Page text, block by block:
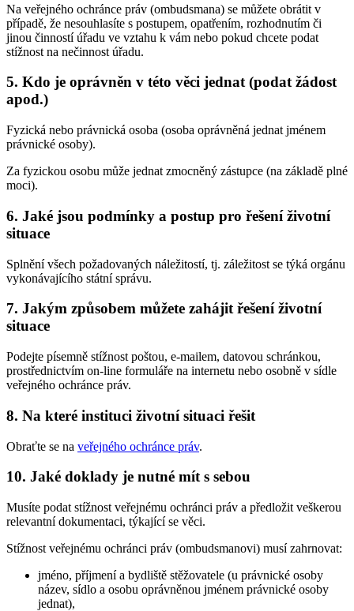
Na veřejného ochránce práv (ombudsmana) se můžete obrátit v
případě, že nesouhlasíte s postupem, opatřením, rozhodnutím či
jinou činností úřadu ve vztahu k vám nebo pokud chcete podat
stížnost na nečinnost úřadu.
5. Kdo je oprávněn v této věci jednat (podat žádost
apod.)
Fyzická nebo právnická osoba (osoba oprávněná jednat jménem
právnické osoby).
Za fyzickou osobu může jednat zmocněný zástupce (na základě plné
moci).
6. Jaké jsou podmínky a postup pro řešení životní
situace
Splnění všech požadovaných náležitostí, tj. záležitost se týká orgánu
vykonávajícího státní správu.
7. Jakým způsobem můžete zahájit řešení životní
situace
Podejte písemně stížnost poštou, e-mailem, datovou schránkou,
prostřednictvím on-line formuláře na internetu nebo osobně v sídle
veřejného ochránce práv.
8. Na které instituci životní situaci řešit
Obraťte se na veřejného ochránce práv.
10. Jaké doklady je nutné mít s sebou
Musíte podat stížnost veřejnému ochránci práv a předložit veškerou
relevantní dokumentaci, týkající se věci.
Stížnost veřejnému ochránci práv (ombudsmanovi) musí zahrnovat:
jméno, příjmení a bydliště stěžovatele (u právnické osoby
název, sídlo a osobu oprávněnou jménem právnické osoby
jednat),